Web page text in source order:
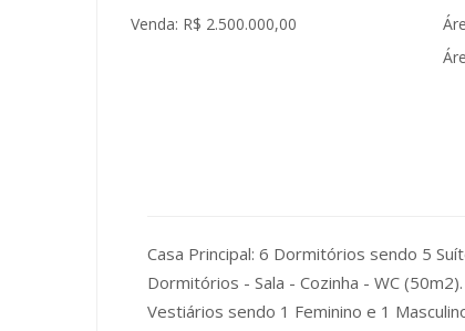
Venda: R$ 2.500.000,00
Casa Principal: 6 Dormitórios sendo 5
Dormitórios - Sala - Cozinha - WC
Vestiários sendo 1 Feminino e 1